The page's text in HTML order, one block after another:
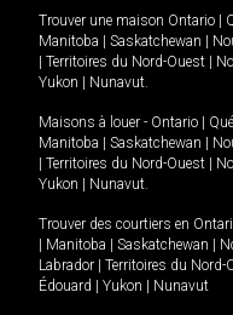
Trouver une maison Ontario
Manitoba
Saskatchewan
Territoires du Nord-Ouest
Yukon
Nunavut.
Maisons à louer - Ontario
Manitoba
Saskatchewan
Territoires du Nord-Ouest
Yukon
Nunavut.
Trouver des courtiers en
Manitoba Saskatchewan
Labrador
Territoires du Nord-
Édouard
Yukon Nunavut